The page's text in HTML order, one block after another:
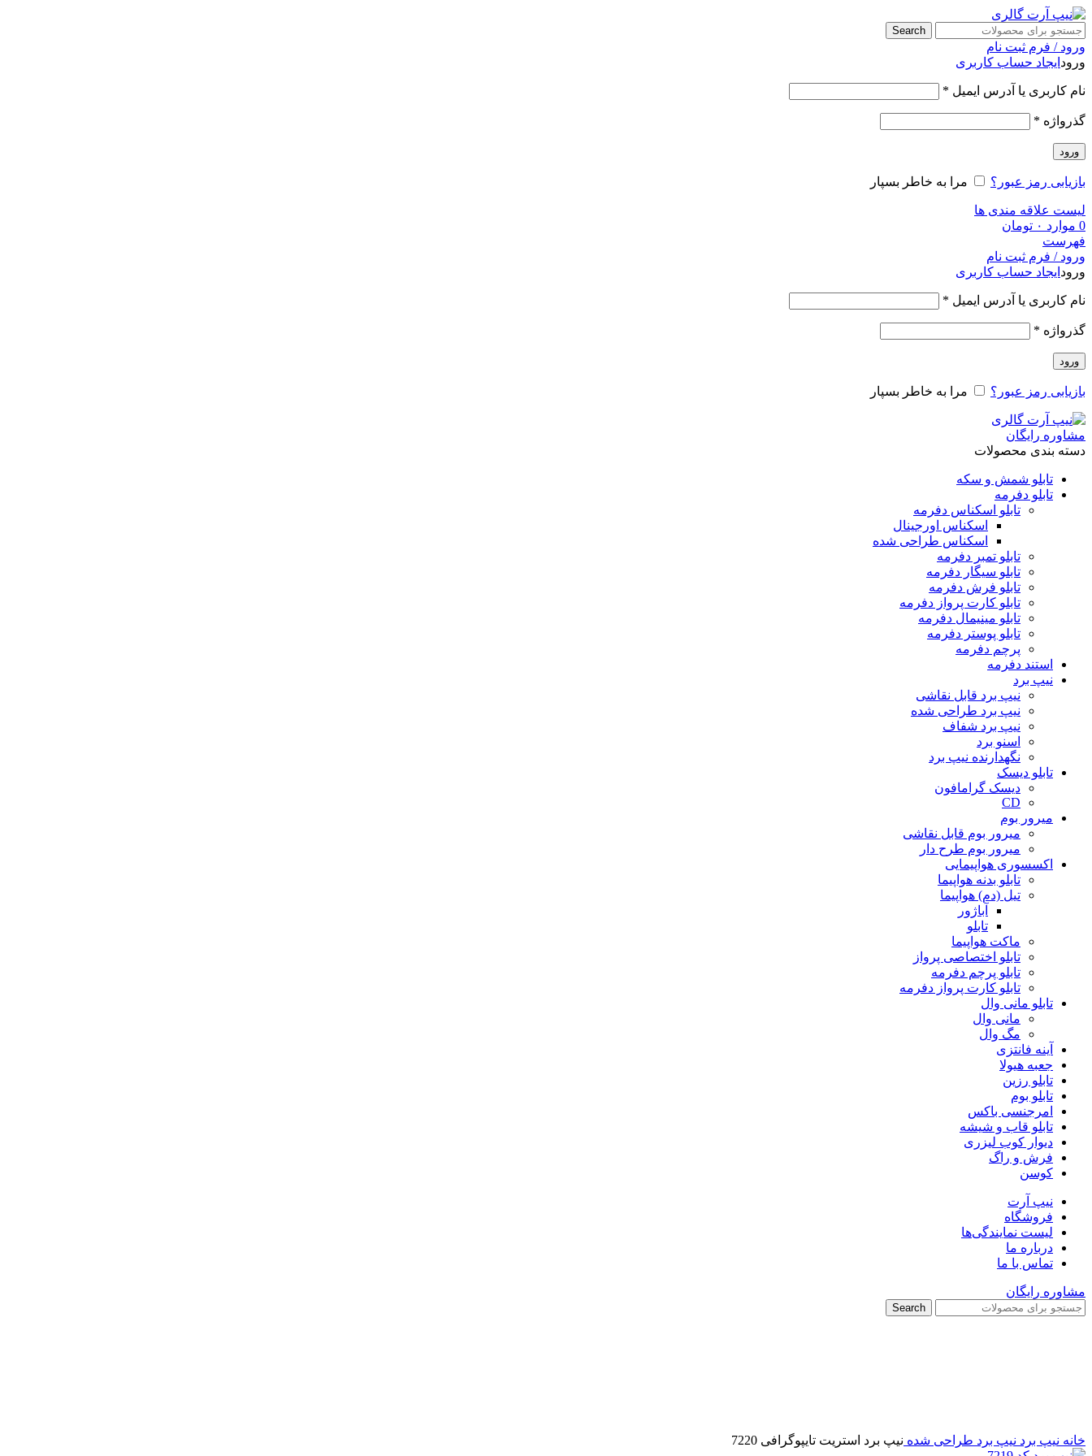
Search
ورود / فرم ثبت نام
ورود ایجاد حساب کاربری
نام کاربری یا آدرس ایمیل *
گذرواژه *
ورود
بازیابی رمز عبور؟ مرا به خاطر بسپار
لیست علاقه مندی ها
0 موارد ۰ تومان
فهرست
ورود / فرم ثبت نام
ورود ایجاد حساب کاربری
نام کاربری یا آدرس ایمیل *
گذرواژه *
ورود
بازیابی رمز عبور؟ مرا به خاطر بسپار
مشاوره رایگان
دسته بندی محصولات
تابلو شمش و سکه
تابلو دفرمه
تابلو اسکناس دفرمه
اسکناس اورجینال
اسکناس طراحی شده
تابلو تمبر دفرمه
تابلو سیگار دفرمه
تابلو فرش دفرمه
تابلو کارت پرواز دفرمه
تابلو مینیمال دفرمه
تابلو پوستر دفرمه
پرچم دفرمه
استند دفرمه
نیپ برد
نیپ برد قابل نقاشی
نیپ برد طراحی شده
نیپ برد شفاف
اسنو برد
نگهدارنده نیپ برد
تابلو دیسک
دیسک گرامافون
CD
میرور بوم
میرور بوم قابل نقاشی
میرور بوم طرح دار
اکسسوری هواپیمایی
تابلو بدنه هواپیما
تیل (دم) هواپیما
آباژور
تابلو
ماکت هواپیما
تابلو اختصاصی پرواز
تابلو پرچم دفرمه
تابلو کارت پرواز دفرمه
تابلو مانی وال
مانی وال
مگ وال
آینه فانتزی
جعبه هیولا
تابلو رزین
تابلو بوم
امرجنسی باکس
تابلو قاب و شیشه
دیوار کوب لیزری
فرش و راگ
کوسن
نیپ آرت
فروشگاه
لیست نمایندگی‌ها
درباره ما
تماس با ما
مشاوره رایگان
Search
خانه نیپ برد نیپ برد طراحی شده نیپ برد استریت تایپوگرافی 7220